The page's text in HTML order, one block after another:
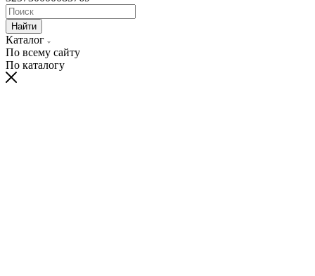
Найти
Каталог
По всему сайту
По каталогу